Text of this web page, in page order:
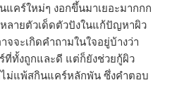
คร์ใหม่ๆ งอกขึ้นมาเยอะมากกก
ลายตัวเด็ดตัวปังในแก้ปัญหาผิว
จจะเกิดคำถามในใจอยู่บ้างว่า
ที่ทั้งถูกและดี แต่ก็ยังช่วยกู้ผิว
ไม่แพ้สกินแคร์หลักพัน ซึ่งคำตอบ